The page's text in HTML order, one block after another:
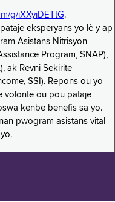
g/iXXyiDETtG.
eksperyans yo lè y ap
Asistans Nitrisyon
Program, SNAP),
ak Revni Sekirite
SSI). Repons ou yo
volonte ou pou pataje
kenbe benefis sa yo.
pwogram asistans vital